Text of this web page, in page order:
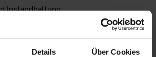
Details Über Cookies
Instandhaltung